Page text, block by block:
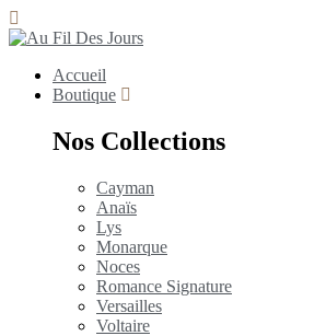
Accueil
Boutique
Nos Collections
Cayman
Anaïs
Lys
Monarque
Noces
Romance Signature
Versailles
Voltaire